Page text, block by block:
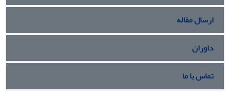
ارسال مقاله
داوران
تماس با ما